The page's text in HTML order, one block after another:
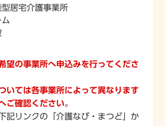
居宅介護事業所
望の事業所へ申込みを行ってくださ
いては各事業所によって異なります
ご確認ください。
記リンクの「介護なび・まつど」か